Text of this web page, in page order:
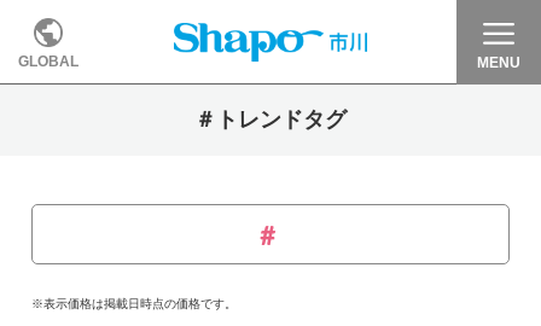
GLOBAL MENU
＃トレンドタグ
※表示価格は掲載日時点の価格です。